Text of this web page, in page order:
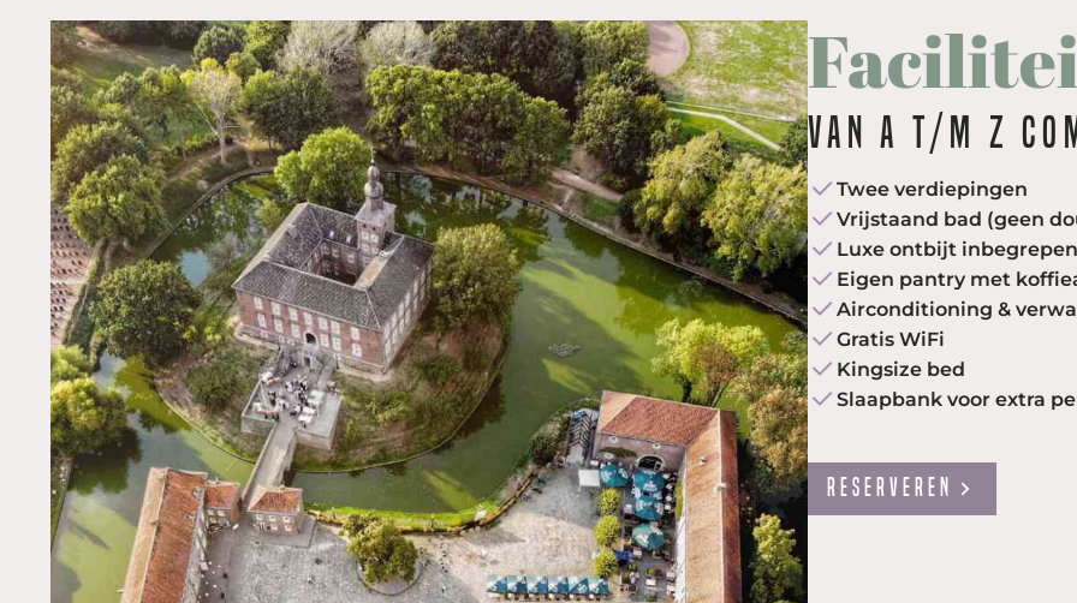
van a t/m z
Twee verdiepingen
Vrijstaand bad (geen
Luxe ontbijt
Eigen pantry met
Airconditioning &
Gratis WiFi
Kingsize bed
Slaapbank voor extra
Reserveren